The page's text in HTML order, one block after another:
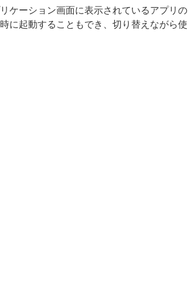
ケーション画面に表示されているアプリの
に起動することもでき、切り替えながら使